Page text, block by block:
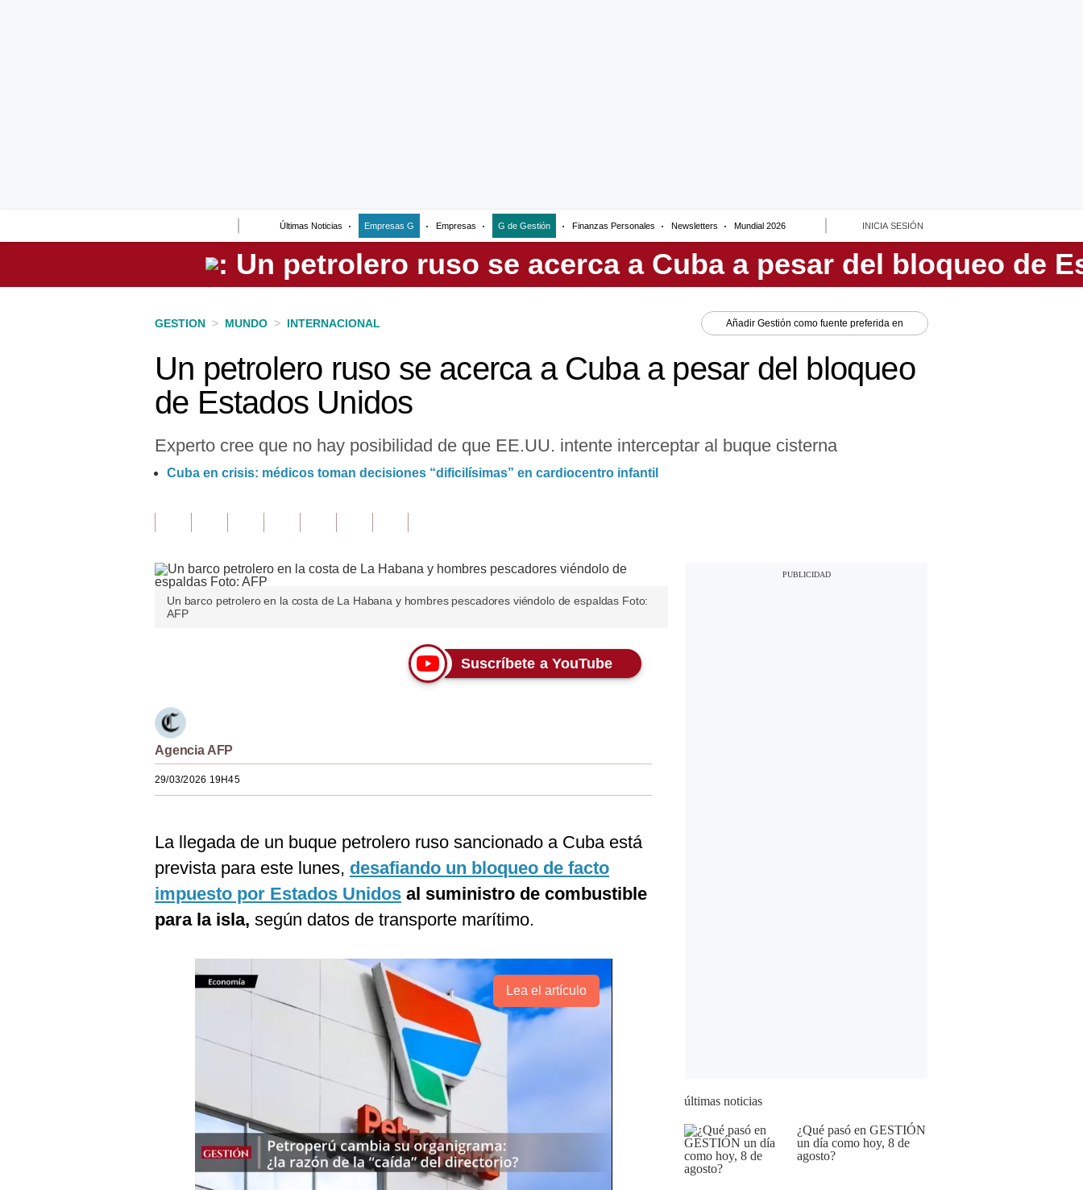
Últimas Noticias Empresas G Empresas G de Gestión Finanzas Personales Newsletters Mundial 2026 INICIA SESIÓN
Perú
GESTION > MUNDO > INTERNACIONAL Añadir Gestión como fuente preferida en
Un petrolero ruso se acerca a Cuba a pesar del bloqueo
de Estados Unidos
Experto cree que no hay posibilidad de que EE.UU. intente interceptar al buque cisterna
Cuba en crisis: médicos toman decisiones “dificilísimas” en cardiocentro infantil
Un barco petrolero en la costa de La Habana y hombres pescadores viéndolo de espaldas Foto:
AFP
Suscríbete a YouTube
Agencia AFP
29/03/2026 19H45
La llegada de un buque petrolero ruso sancionado a Cuba está
prevista para este lunes, desafiando un bloqueo de facto
impuesto por Estados Unidos al suministro de combustible
para la isla, según datos de transporte marítimo.
Lea el artículo
últimas noticias
¿Qué pasó en GESTIÓN
un día como hoy, 8 de
agosto?